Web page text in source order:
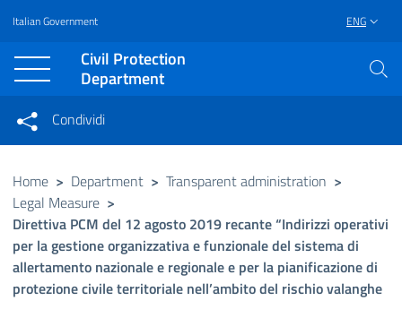
Vai al contenuto principale
Raggiungi il piè di pagina
Italian Government ENG
Civil Protection
Department
Condividi su Facebook
Condividi su Twitter
Condividi
Condividi sui social network
Home > Department > Transparent administration >
Legal Measure >
Direttiva PCM del 12 agosto 2019 recante “Indirizzi operativi
per la gestione organizzativa e funzionale del sistema di
allertamento nazionale e regionale e per la pianificazione di
protezione civile territoriale nell’ambito del rischio valanghe